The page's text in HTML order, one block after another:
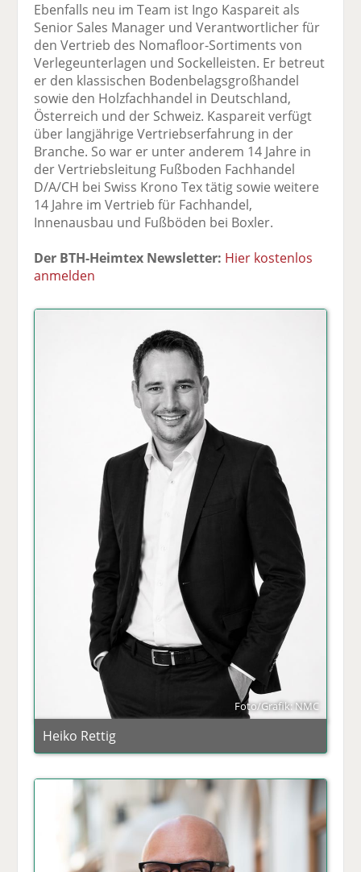
Ebenfalls neu im Team ist Ingo Kaspareit als
Senior Sales Manager und Verantwortlicher für
den Vertrieb des Nomafloor-Sortiments von
Verlegeunterlagen und Sockelleisten. Er betreut
er den klassischen Bodenbelagsgroßhandel
sowie den Holzfachhandel in Deutschland,
Österreich und der Schweiz. Kaspareit verfügt
über langjährige Vertriebserfahrung in der
Branche. So war er unter anderem 14 Jahre in
der Vertriebsleitung Fußboden Fachhandel
D/A/CH bei Swiss Krono Tex tätig sowie weitere
14 Jahre im Vertrieb für Fachhandel,
Innenausbau und Fußböden bei Boxler.
Der BTH-Heimtex Newsletter: Hier kostenlos
anmelden
Foto/Grafik: NMC
Heiko Rettig